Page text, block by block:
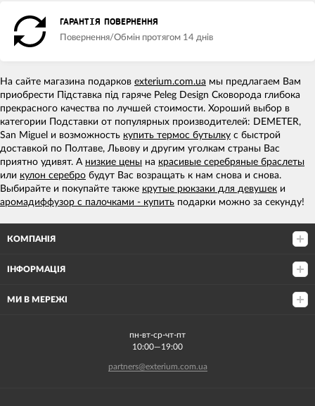
ГАРАНТІЯ ПОВЕРНЕННЯ
Повернення/Обмін протягом 14 днів
На сайте магазина подарков exterium.com.ua мы предлагаем Вам
приобрести Підставка під гаряче Peleg Design Сковорода глибока
прекрасного качества по лучшей стоимости. Хороший выбор в
категории Подставки от популярных производителей: DEMETER,
San Miguel и возможность купить термос бутылку с быстрой
доставкой по Полтаве, Львову и другим уголкам страны Вас
приятно удивят. А низкие цены на красивые серебряные браслеты
или кулон серебро будут Вас возращать к нам снова и снова.
Выбирайте и покупайте также крутые рюкзаки для девушек и
аромадиффузор с палочками - купить подарки можно за секунду!
КОМПАНІЯ
ІНФОРМАЦІЯ
МИ В МЕРЕЖІ
пн-вт-ср-чт-пт
10:00—19:00
partners@exterium.com.ua